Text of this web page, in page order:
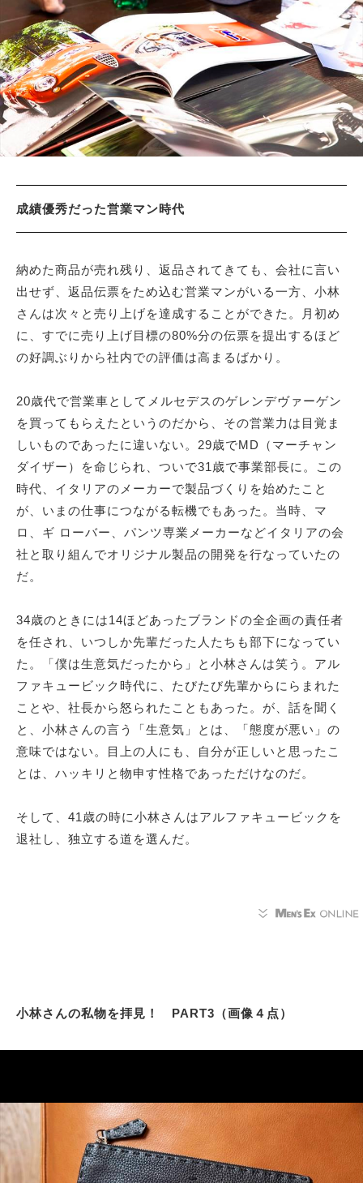
成績優秀だった営業マン時代
納めた商品が売れ残り、返品されてきても、会社に言い
出せず、返品伝票をため込む営業マンがいる一方、小林
さんは次々と売り上げを達成することができた。月初め
に、すでに売り上げ目標の80%分の伝票を提出するほど
の好調ぶりから社内での評価は高まるばかり。
20歳代で営業車としてメルセデスのゲレンデヴァーゲン
を買ってもらえたというのだから、その営業力は目覚ま
しいものであったに違いない。29歳でMD（マーチャン
ダイザー）を命じられ、ついで31歳で事業部長に。この
時代、イタリアのメーカーで製品づくりを始めたこと
が、いまの仕事につながる転機でもあった。当時、マ
ロ、ギ ローバー、パンツ専業メーカーなどイタリアの会
社と取り組んでオリジナル製品の開発を行なっていたの
だ。
34歳のときには14ほどあったブランドの全企画の責任者
を任され、いつしか先輩だった人たちも部下になってい
た。「僕は生意気だったから」と小林さんは笑う。アル
ファキュービック時代に、たびたび先輩からにらまれた
ことや、社長から怒られたこともあった。が、話を聞く
と、小林さんの言う「生意気」とは、「態度が悪い」の
意味ではない。目上の人にも、自分が正しいと思ったこ
とは、ハッキリと物申す性格であっただけなのだ。
そして、41歳の時に小林さんはアルファキュービックを
退社し、独立する道を選んだ。
小林さんの私物を拝見！ PART3（画像４点）